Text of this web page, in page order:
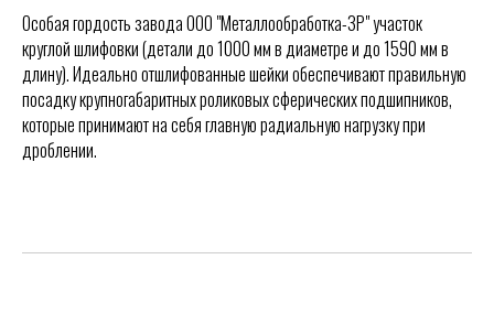
Особая гордость завода ООО "Металлообработка-ЗР" участок
круглой шлифовки (детали до 1000 мм в диаметре и до 1590 мм в
длину). Идеально отшлифованные шейки обеспечивают правильную
посадку крупногабаритных роликовых сферических подшипников,
которые принимают на себя главную радиальную нагрузку при
дроблении.